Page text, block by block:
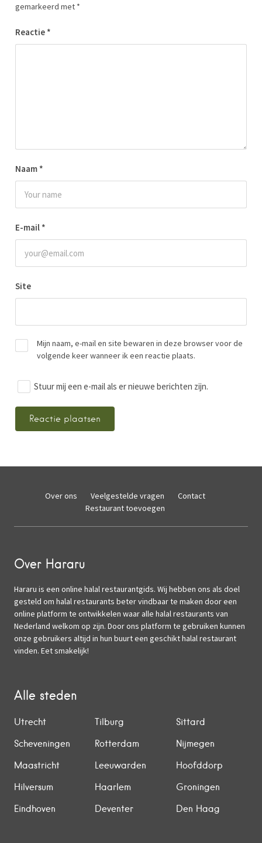
gemarkeerd met *
Reactie *
Naam *
E-mail *
Site
Mijn naam, e-mail en site bewaren in deze browser voor de
volgende keer wanneer ik een reactie plaats.
Stuur mij een e-mail als er nieuwe berichten zijn.
Over ons Veelgestelde vragen
Contact
Restaurant toevoegen
Over Hararu
Hararu is een online halal restaurantgids. Wij hebben ons als doel
gesteld om halal restaurants beter vindbaar te maken door een
online platform te ontwikkelen waar alle halal restaurants van
Nederland welkom op zijn. Door ons platform te gebruiken kunnen
onze gebruikers altijd in hun buurt een geschikt halal restaurant
vinden. Eet smakelijk!
Alle steden
Utrecht Tilburg
Sittard
Scheveningen
Rotterdam
Nijmegen
Maastricht
Leeuwarden
Hoofddorp
Hilversum
Haarlem
Groningen
Eindhoven
Deventer Den Haag